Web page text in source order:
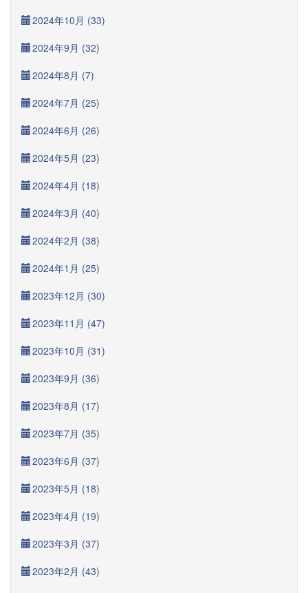
2024年10月 (33)
2024年9月 (32)
2024年8月 (7)
2024年7月 (25)
2024年6月 (26)
2024年5月 (23)
2024年4月 (18)
2024年3月 (40)
2024年2月 (38)
2024年1月 (25)
2023年12月 (30)
2023年11月 (47)
2023年10月 (31)
2023年9月 (36)
2023年8月 (17)
2023年7月 (35)
2023年6月 (37)
2023年5月 (18)
2023年4月 (19)
2023年3月 (37)
2023年2月 (43)